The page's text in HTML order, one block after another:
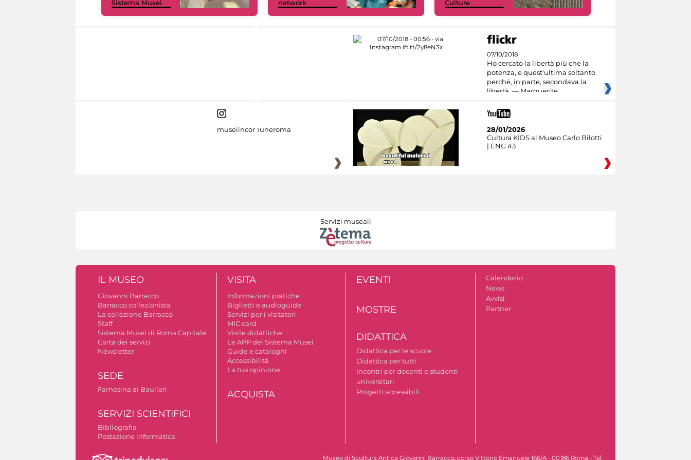
Sistema Musei network Culture
07/10/2018
Ho cercato la libertà più che la
potenza, e quest'ultima soltanto
perché, in parte, secondava la
libertà. — Marguerite
museiincomuneroma
28/01/2026
Cultura KIDS al Museo Carlo Bilotti
| ENG #3
Servizi museali
IL MUSEO
Giovanni Barracco
Barracco collezionista
La collezione Barracco
Staff
Sistema Musei di Roma Capitale
Carta dei servizi
Newsletter
SEDE
Farnesina ai Baullari
SERVIZI SCIENTIFICI
Bibliografia
Postazione informatica
VISITA
Informazioni pratiche
Biglietti e audioguide
Servizi per i visitatori
MIC card
Visite didattiche
Le APP del Sistema Musei
Guide e cataloghi
Accessibilità
La tua opinione
ACQUISTA
EVENTI
MOSTRE
DIDATTICA
Didattica per le scuole
Didattica per tutti
Incontri per docenti e studenti
universitari
Progetti accessibili
Calendario
News
Avvisi
Partner
Museo di Scultura Antica Giovanni Barracco, corso Vittorio Emanuele 166/A - 00186 Roma - Tel.